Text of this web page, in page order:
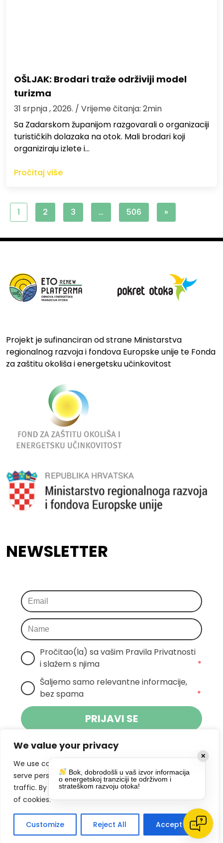
We value your privacy
We use cookies to enhance your browsing experience,
serve personalized ads or content, and analyze our
traffic. By clicking "Accept All", you consent to our use
of cookies.
Customize Reject All Accept All
OŠLJAK: Brodari traže održiviji model
turizma
31 srpnja , 2026. / Vrijeme čitanja: 2min
Sa Zadarskom županijom razgovarali o organizaciji
turističkih dolazaka na otok. Mali brodari koji
organiziraju izlete i…
Pročitaj više
1 2 3 … 506 »
Projekt je sufinanciran od strane Ministarstva
regionalnog razvoja i fondova Europske unije te Fonda
za zaštitu okoliša i energetsku učinkovitost
NEWSLETTER
Pročitao(la) sa vašim Pravila Privatnosti
i slažem s njima
*
Šaljemo samo relevantne informacije,
bez spama
*
PRIJAVI SE
Klikom na gumb dajete suglasnost za
primanje novosti Pokreta Otoka te se
slažete spolitikom privatnosti.
DRUŠTVENE MREŽE
✕
Bok, dobrodošli u vaš izvor informacija
o energetskoj tranziciji te održivom i
strateškom razvoju otoka!